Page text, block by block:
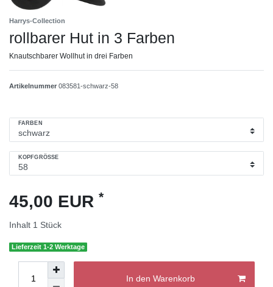
Harrys-Collection
rollbarer Hut in 3 Farben
Knautschbarer Wollhut in drei Farben
Artikelnummer 083581-schwarz-58
FARBEN
KOPFGRÖSSE
45,00 EUR *
Inhalt 1 Stück
Lieferzeit 1-2 Werktage
In den Warenkorb